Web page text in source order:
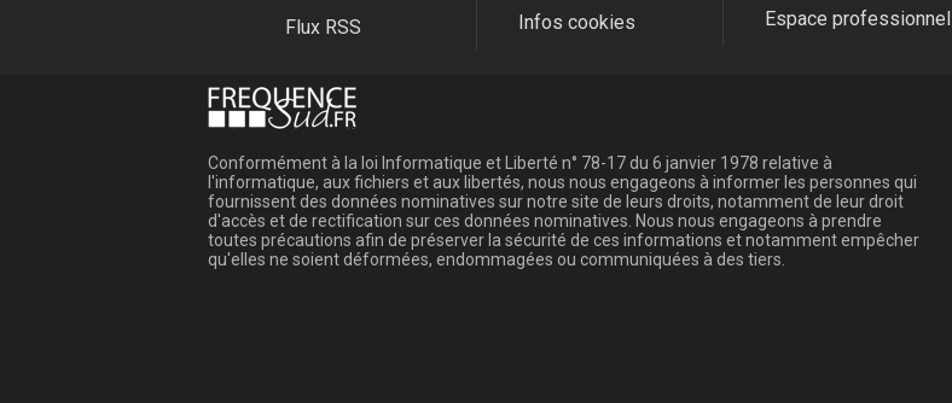
Flux RSS
Infos cookies
Espace professionnel
Conformément à la loi Informatique et Liberté n° 78-17 du 6 janvier 1978 relative à
l'informatique, aux fichiers et aux libertés, nous nous engageons à informer les personnes qui
fournissent des données nominatives sur notre site de leurs droits, notamment de leur droit
d'accès et de rectification sur ces données nominatives. Nous nous engageons à prendre
toutes précautions afin de préserver la sécurité de ces informations et notamment empêcher
qu'elles ne soient déformées, endommagées ou communiquées à des tiers.